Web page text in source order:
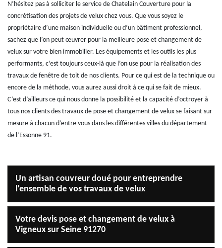
N’hésitez pas à solliciter le service de Chatelain Couverture pour la
concrétisation des projets de velux chez vous. Que vous soyez le
propriétaire d’une maison individuelle ou d’un bâtiment professionnel,
sachez que l’on peut œuvrer pour la meilleure pose et changement de
velux sur votre bien immobilier. Les équipements et les outils les plus
performants, c’est toujours ceux-là que l’on use pour la réalisation des
travaux de fenêtre de toit de nos clients. Pour ce qui est de la technique ou
encore de la méthode, vous aurez aussi droit à ce qui se fait de mieux.
C’est d’ailleurs ce qui nous donne la possibilité et la capacité d’octroyer à
tous nos clients des travaux de pose et changement de velux se faisant sur
mesure à chacun d’entre vous dans les différentes villes du département
de l’Essonne 91.
Un artisan couvreur doué pour entreprendre
l’ensemble de vos travaux de velux
Votre devis pose et changement de velux à
Vigneux sur Seine 91270